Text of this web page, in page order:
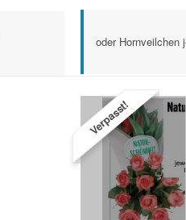
oder Hornveilchen
Verpasst!